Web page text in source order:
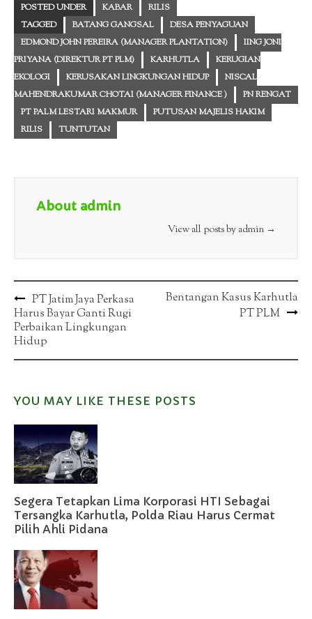
POSTED UNDER KABAR
RILIS
TAGGED
BATANG GANGSAL
DESA PENYAGUAN
EDMOND JOHN PEREIRA (MANAGER PLANTATION)
IING JONI
PRIYANA (DIREKTUR PT PLM)
KARHUTLA
KERUGIAN
EKOLOGI
KERUSAKAN LINGKUNGAN HIDUP
NISCAL
MAHENDRAKUMAR CHOTAI (MANAGER FINANCE )
PN RENGAT
PT PALM LESTARI MAKMUR
PUTUSAN MAJELIS HAKIM
RILIS
TUNTUTAN
About admin
View all posts by admin →
Post
navigation
PT Jatim Jaya Perkasa
Harus Bayar Ganti Rugi
Perbaikan Lingkungan
Hidup
Bentangan Kasus Karhutla
PT PLM
YOU MAY LIKE THESE POSTS
Segera Tetapkan Lima Korporasi HTI Sebagai
Tersangka Karhutla, Polda Riau Harus Cermat
Pilih Ahli Pidana